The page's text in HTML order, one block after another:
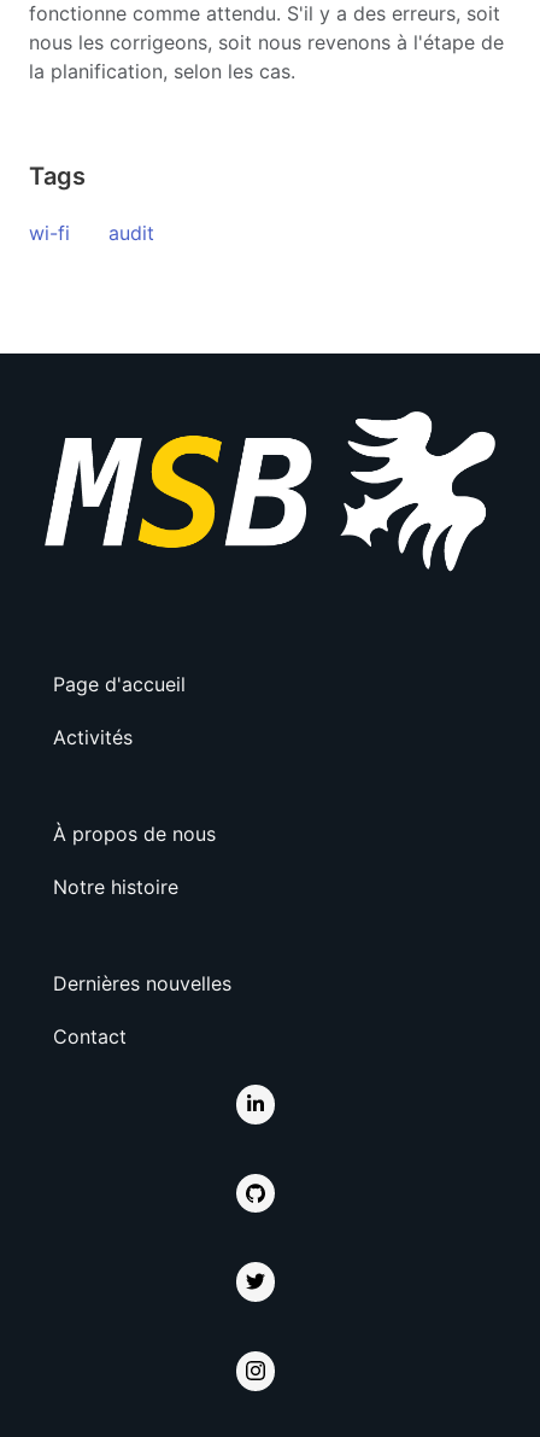
fonctionne comme attendu. S'il y a des erreurs, soit
nous les corrigeons, soit nous revenons à l'étape de
la planification, selon les cas.
Tags
wi-fi audit
Page d'accueil
Activités
À propos de nous
Notre histoire
Dernières nouvelles
Contact